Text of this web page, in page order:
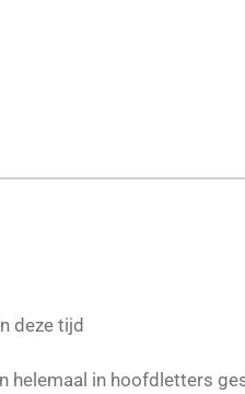
deze tijd
helemaal in hoofdletters